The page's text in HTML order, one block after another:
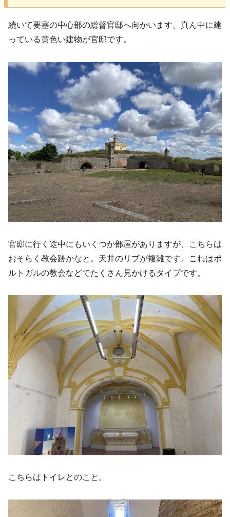
続いて要塞の中心部の総督官邸へ向かいます。真ん中に建
っている黄色い建物が官邸です。
官邸に行く途中にもいくつか部屋がありますが、こちらは
おそらく教会跡かなと。天井のリブが複雑です。これはポ
ルトガルの教会などでたくさん見かけるタイプです。
こちらはトイレとのこと。